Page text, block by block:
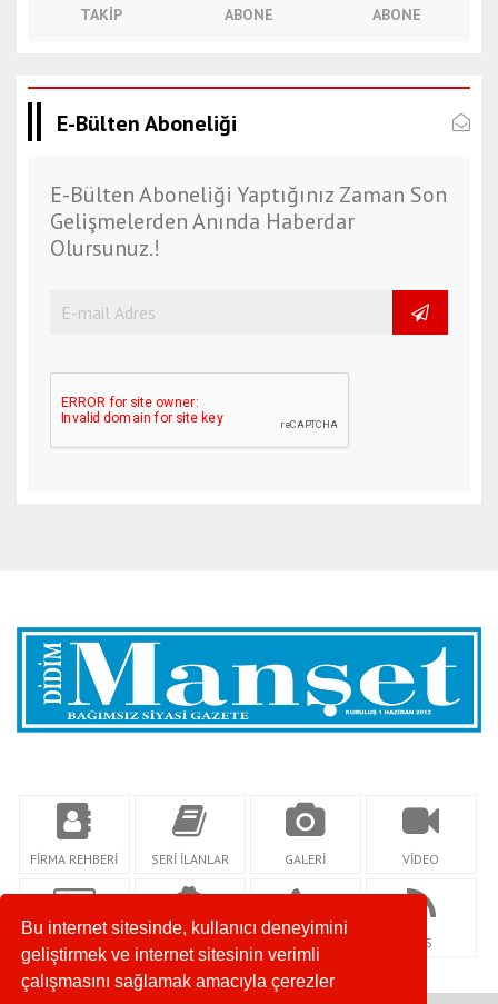
Bu internet sitesinde, kullanıcı deneyimini
geliştirmek ve internet sitesinin verimli
çalışmasını sağlamak amacıyla çerezler
TAKIP ABONE ABONE
E-Bülten Aboneliği
E-Bülten Aboneliği Yaptığınız Zaman Son
Gelişmelerden Anında Haberdar
Olursunuz.!
FİRMA REHBERİ SERİ İLANLAR GALERİ VİDEO
İLETİŞİM RSS